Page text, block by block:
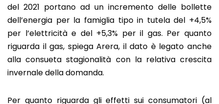
del 2021 portano ad un incremento delle bollette
dell’energia per la famiglia tipo in tutela del +4,5%
per l’elettricità e del +5,3% per il gas. Per quanto
riguarda il gas, spiega Arera, il dato è legato anche
alla consueta stagionalità con la relativa crescita
invernale della domanda.
Per quanto riguarda gli effetti sui consumatori (al